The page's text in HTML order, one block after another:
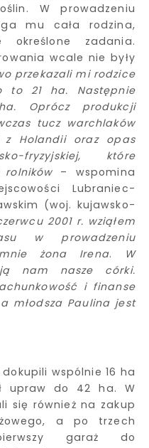
W prowadzeniu
mu cała rodzina,
określone zadania.
wcale nie były
przekazali mi rodzice
to 21 ha. Następnie
Oprócz produkcji
tucz warchlaków
Holandii oraz opas
fryzyjskiej, które
– wspomina
Lubraniec-
(woj. kujawsko-
2001 r. wziąłem
w prowadzeniu
żona Irena.
W
nam nasze córki.
i finanse
młodsza Paulina jest
wspólnie 16 ha
upraw do 42 ha. W
się również na zakup
a po trzech
garaż do